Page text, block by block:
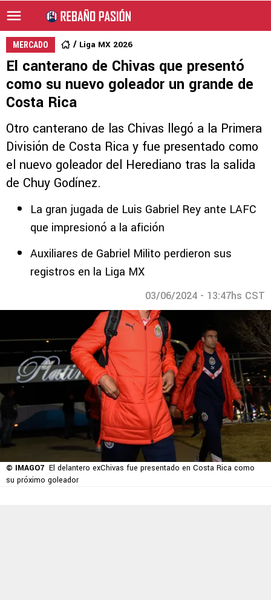
MERCADO Liga MX 2026
El canterano de Chivas que presentó
como su nuevo goleador un grande de
Costa Rica
Otro canterano de las Chivas llegó a la Primera
División de Costa Rica y fue presentado como
el nuevo goleador del Herediano tras la salida
de Chuy Godínez.
La gran jugada de Luis Gabriel Rey ante LAFC
que impresionó a la afición
Auxiliares de Gabriel Milito perdieron sus
registros en la Liga MX
03/06/2024 - 13:47hs CST
© IMAGO7 El delantero exChivas fue presentado en Costa Rica como
su próximo goleador